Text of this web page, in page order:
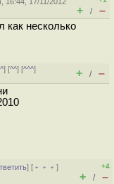
+ / –
как несколько
^] [^^] [^^^]
+ / –
] [ ﹢﹢﹢]
+4
+ / –